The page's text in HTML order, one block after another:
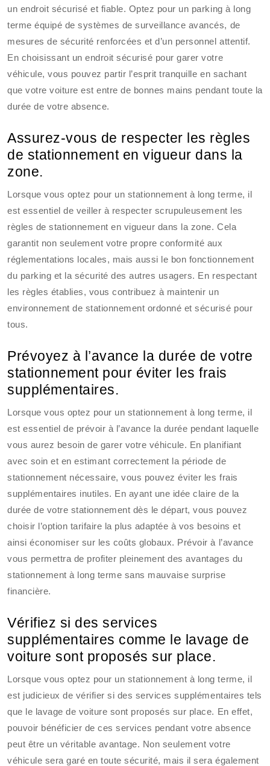
un endroit sécurisé et fiable. Optez pour un parking à long
terme équipé de systèmes de surveillance avancés, de
mesures de sécurité renforcées et d’un personnel attentif.
En choisissant un endroit sécurisé pour garer votre
véhicule, vous pouvez partir l’esprit tranquille en sachant
que votre voiture est entre de bonnes mains pendant toute la
durée de votre absence.
Assurez-vous de respecter les règles
de stationnement en vigueur dans la
zone.
Lorsque vous optez pour un stationnement à long terme, il
est essentiel de veiller à respecter scrupuleusement les
règles de stationnement en vigueur dans la zone. Cela
garantit non seulement votre propre conformité aux
réglementations locales, mais aussi le bon fonctionnement
du parking et la sécurité des autres usagers. En respectant
les règles établies, vous contribuez à maintenir un
environnement de stationnement ordonné et sécurisé pour
tous.
Prévoyez à l’avance la durée de votre
stationnement pour éviter les frais
supplémentaires.
Lorsque vous optez pour un stationnement à long terme, il
est essentiel de prévoir à l’avance la durée pendant laquelle
vous aurez besoin de garer votre véhicule. En planifiant
avec soin et en estimant correctement la période de
stationnement nécessaire, vous pouvez éviter les frais
supplémentaires inutiles. En ayant une idée claire de la
durée de votre stationnement dès le départ, vous pouvez
choisir l’option tarifaire la plus adaptée à vos besoins et
ainsi économiser sur les coûts globaux. Prévoir à l’avance
vous permettra de profiter pleinement des avantages du
stationnement à long terme sans mauvaise surprise
financière.
Vérifiez si des services
supplémentaires comme le lavage de
voiture sont proposés sur place.
Lorsque vous optez pour un stationnement à long terme, il
est judicieux de vérifier si des services supplémentaires tels
que le lavage de voiture sont proposés sur place. En effet,
pouvoir bénéficier de ces services pendant votre absence
peut être un véritable avantage. Non seulement votre
véhicule sera garé en toute sécurité, mais il sera également